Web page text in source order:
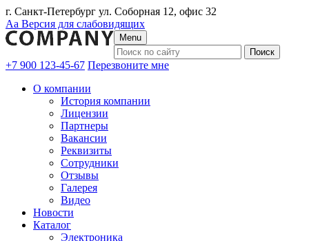
г. Санкт-Петербург ул. Соборная 12, офис 32
Аа Версия для слабовидящих
Menu
+7 900 123-45-67 Перезвоните мне
О компании
История компании
Лицензии
Партнеры
Вакансии
Реквизиты
Сотрудники
Отзывы
Галерея
Видео
Новости
Каталог
Электроника